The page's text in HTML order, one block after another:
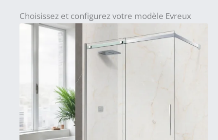
Choisissez et configurez votre modèle Evreux